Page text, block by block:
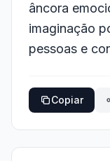
âncora
imaginação
pessoas e
Copiar